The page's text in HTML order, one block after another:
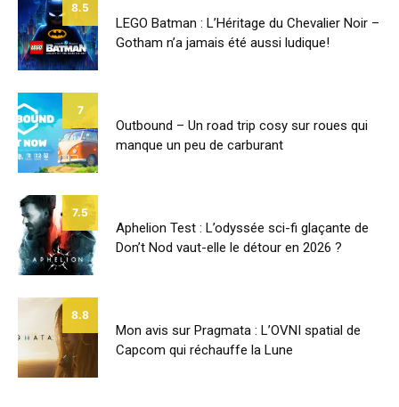
8.5
LEGO Batman : L’Héritage du Chevalier Noir –
Gotham n’a jamais été aussi ludique!
7
Outbound – Un road trip cosy sur roues qui
manque un peu de carburant
7.5
Aphelion Test : L’odyssée sci-fi glaçante de
Don’t Nod vaut-elle le détour en 2026 ?
8.8
Mon avis sur Pragmata : L’OVNI spatial de
Capcom qui réchauffe la Lune